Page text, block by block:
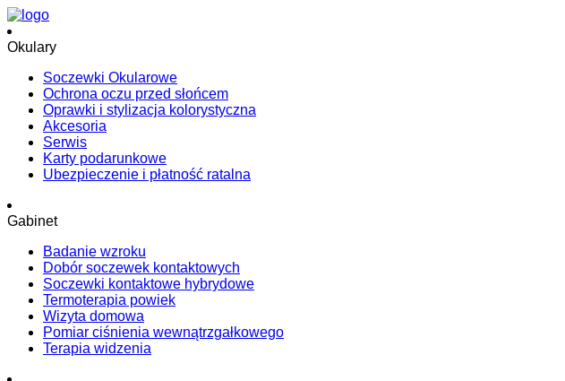
Okulary
Soczewki Okularowe
Ochrona oczu przed słońcem
Oprawki i stylizacja kolorystyczna
Akcesoria
Serwis
Karty podarunkowe
Ubezpieczenie i płatność ratalna
Gabinet
Badanie wzroku
Dobór soczewek kontaktowych
Soczewki kontaktowe hybrydowe
Termoterapia powiek
Wizyta domowa
Pomiar ciśnienia wewnątrzgałkowego
Terapia widzenia